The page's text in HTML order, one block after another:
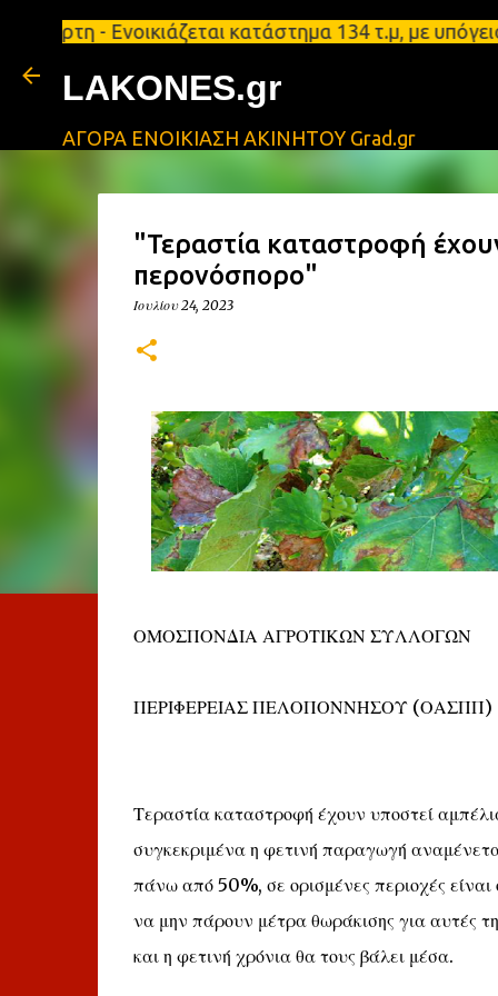
Ενοικιάζεται κατάστημα 134 τ.μ, με
LAKONES.gr
ΑΓΟΡΑ ΕΝΟΙΚΙΑΣΗ ΑΚΙΝΗΤΟΥ Grad.gr
"Τεραστία καταστροφή
περονόσπορο"
Ιουλίου 24, 2023
ΟΜΟΣΠΟΝΔΙΑ ΑΓΡΟΤΙΚΩΝ ΣΥΛΛΟΓΩΝ
ΠΕΡΙΦΕΡΕΙΑΣ ΠΕΛΟΠΟΝΝΗΣΟΥ (ΟΑΣΠΠ)
Τεραστία καταστροφή έχουν υποστεί
συγκεκριμένα η φετινή παραγωγή
πάνω από 50%, σε ορισμένες περιοχές
να μην πάρουν μέτρα θωράκισης για αυτές
και η φετινή χρόνια θα τους βάλει μέσα.